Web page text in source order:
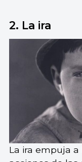
2. La ira
La ira empuja